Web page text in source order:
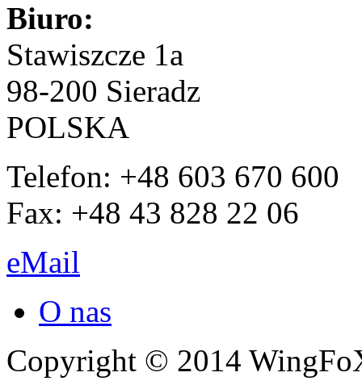
Biuro:
Stawiszcze 1a
98-200 Sieradz
POLSKA
Telefon: +48 603 670 600
Fax: +48 43 828 22 06
eMail
O nas
Copyright © 2014